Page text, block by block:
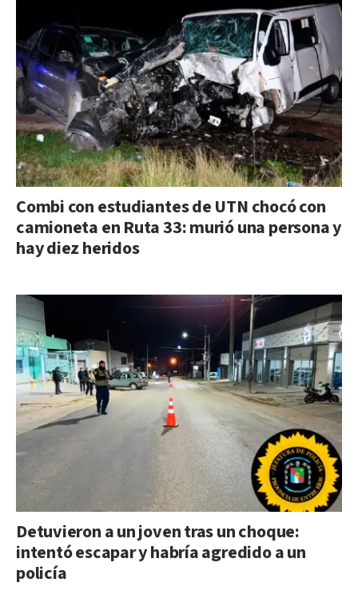
Combi con estudiantes de UTN chocó con
camioneta en Ruta 33: murió una persona y
hay diez heridos
Detuvieron a un joven tras un choque:
intentó escapar y habría agredido a un
policía